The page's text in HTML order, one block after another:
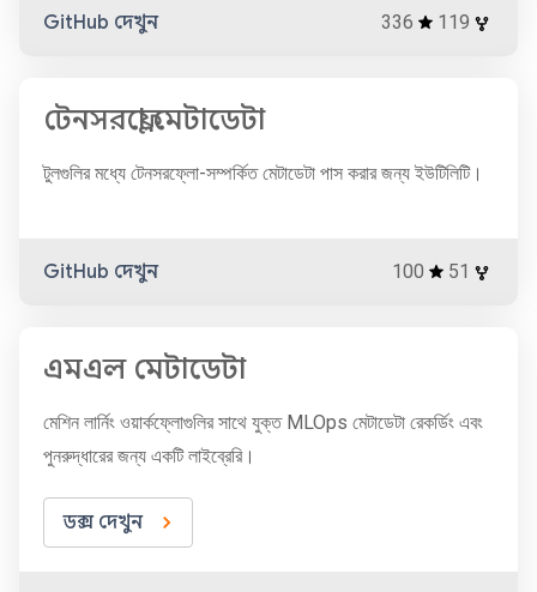
GitHub দেখুন 336 119
টেনসরফ্লো মেটাডেটা
টুলগুলির মধ্যে টেনসরফ্লো-সম্পর্কিত মেটাডেটা পাস করার জন্য ইউটিলিটি।
GitHub দেখুন 100 51
এমএল মেটাডেটা
মেশিন লার্নিং ওয়ার্কফ্লোগুলির সাথে যুক্ত MLOps মেটাডেটা রেকর্ডিং এবং
পুনরুদ্ধারের জন্য একটি লাইব্রেরি।
ডক্স দেখুন